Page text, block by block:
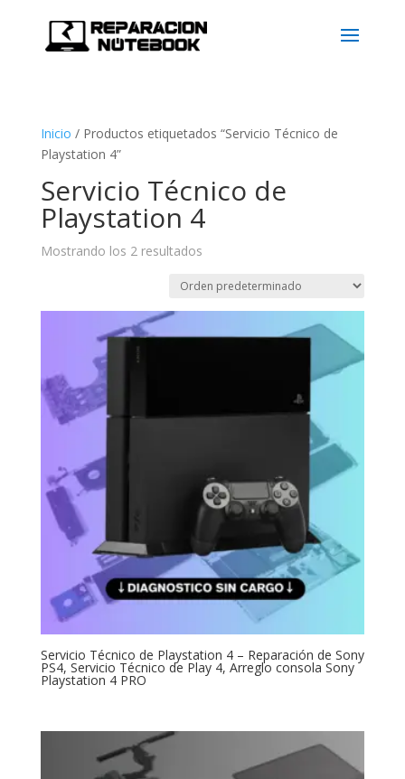
Inicio / Productos etiquetados “Servicio Técnico de
Playstation 4”
Servicio Técnico de
Playstation 4
Mostrando los 2 resultados
Servicio Técnico de Playstation 4 – Reparación de Sony
PS4, Servicio Técnico de Play 4, Arreglo consola Sony
Playstation 4 PRO